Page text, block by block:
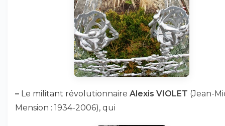
– Le militant révolutionnaire Alexis VIOLET (Jean-
Mension : 1934-2006), qui